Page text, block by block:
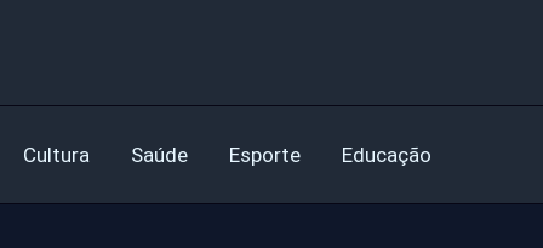
Cultura Saúde Esporte Educação